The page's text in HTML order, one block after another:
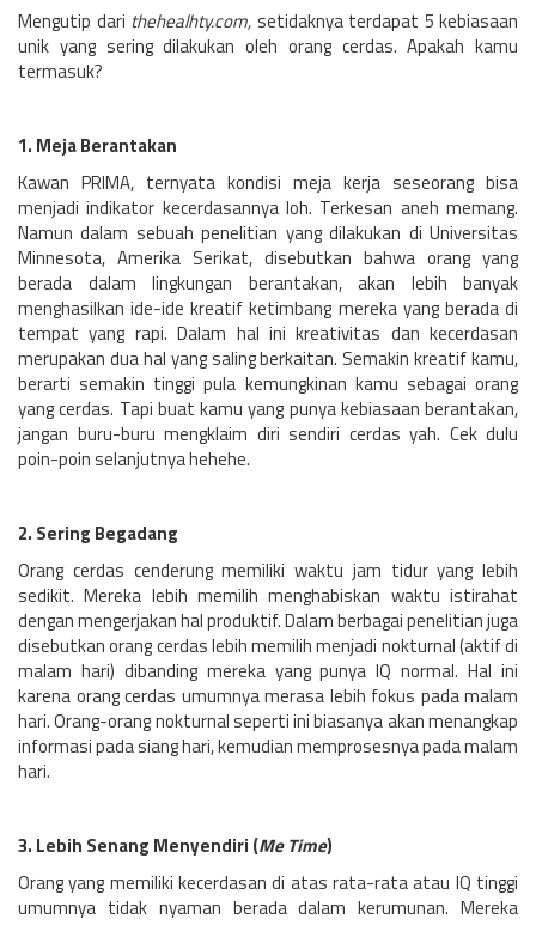
Mengutip dari thehealhty.com, setidaknya terdapat 5 kebiasaan
unik yang sering dilakukan oleh orang cerdas. Apakah kamu
termasuk?
1. Meja Berantakan
Kawan PRIMA, ternyata kondisi meja kerja seseorang bisa
menjadi indikator kecerdasannya loh. Terkesan aneh memang.
Namun dalam sebuah penelitian yang dilakukan di Universitas
Minnesota, Amerika Serikat, disebutkan bahwa orang yang
berada dalam lingkungan berantakan, akan lebih banyak
menghasilkan ide-ide kreatif ketimbang mereka yang berada di
tempat yang rapi. Dalam hal ini kreativitas dan kecerdasan
merupakan dua hal yang saling berkaitan. Semakin kreatif kamu,
berarti semakin tinggi pula kemungkinan kamu sebagai orang
yang cerdas. Tapi buat kamu yang punya kebiasaan berantakan,
jangan buru-buru mengklaim diri sendiri cerdas yah. Cek dulu
poin-poin selanjutnya hehehe.
2. Sering Begadang
Orang cerdas cenderung memiliki waktu jam tidur yang lebih
sedikit. Mereka lebih memilih menghabiskan waktu istirahat
dengan mengerjakan hal produktif. Dalam berbagai penelitian juga
disebutkan orang cerdas lebih memilih menjadi nokturnal (aktif di
malam hari) dibanding mereka yang punya IQ normal. Hal ini
karena orang cerdas umumnya merasa lebih fokus pada malam
hari. Orang-orang nokturnal seperti ini biasanya akan menangkap
informasi pada siang hari, kemudian memprosesnya pada malam
hari.
3. Lebih Senang Menyendiri (Me Time)
Orang yang memiliki kecerdasan di atas rata-rata atau IQ tinggi
umumnya tidak nyaman berada dalam kerumunan. Mereka